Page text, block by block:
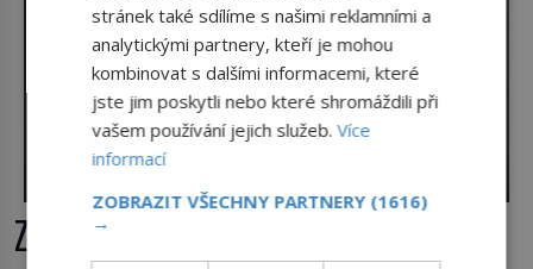
Ztracené knihy Rudolfa II.: Kam
stránek také sdílíme s našimi reklamními a
analytickými partnery, kteří je mohou
kombinovat s dalšími informacemi, které
jste jim poskytli nebo které shromáždili při
vašem používání jejich služeb.Více
informací
ZOBRAZIT VŠECHNY PARTNERY (1616)
→